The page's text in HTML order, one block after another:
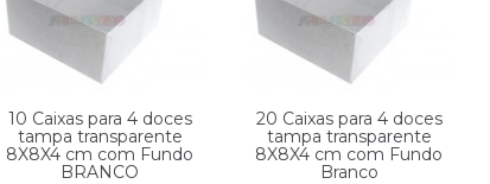
10 Caixas para 4 doces
tampa transparente
8X8X4 cm com Fundo
BRANCO
20 Caixas para 4 doces
tampa transparente
8X8X4 cm com Fundo
Branco